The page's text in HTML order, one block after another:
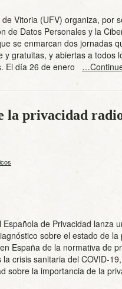
Vitoria (UFV) organiza, por
de Datos Personales y la
se enmarcan dos jornadas
y gratuitas, y abiertas a todos
El día 26 de enero
la privacidad
de Privacidad lanza
sobre el estado de la
España de la normativa de
crisis sanitaria del COVID-
sobre la importancia de la